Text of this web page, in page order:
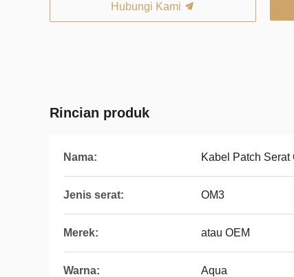
Hubungi Kami
Rincian produk
Nama: Kabel Patch
Jenis serat: OM3
Merek: atau OEM
Warna: Aqua